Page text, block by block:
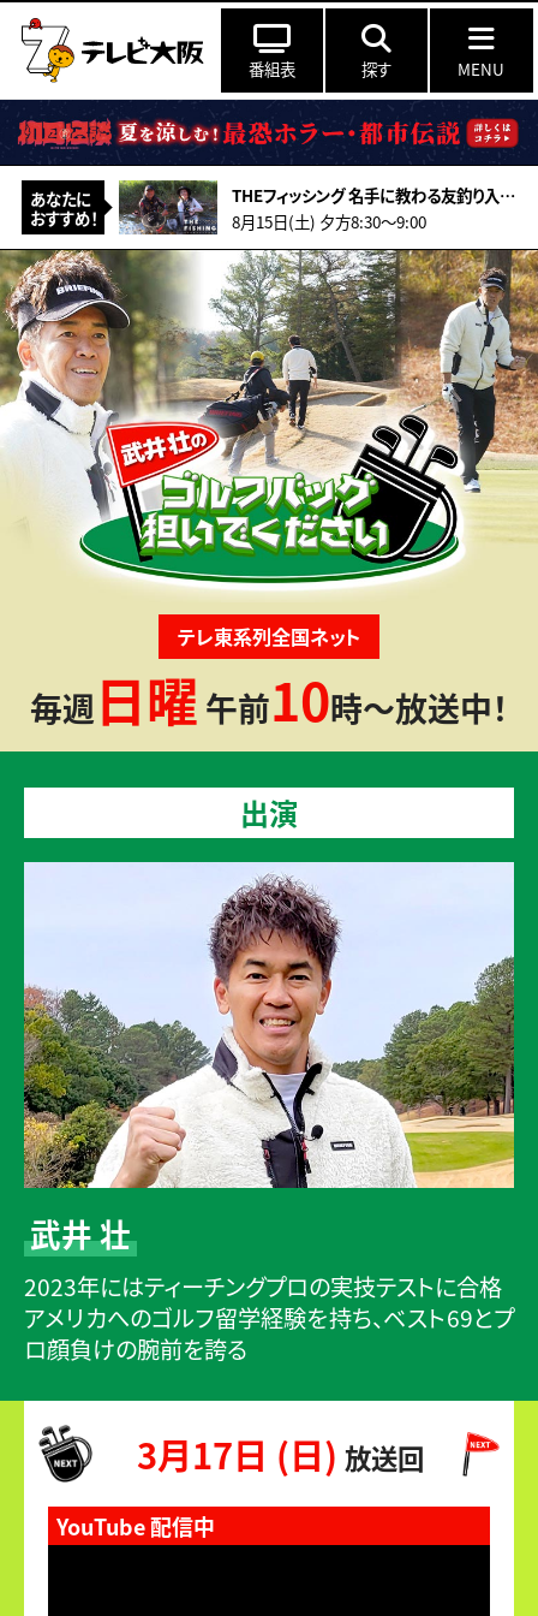
番組表 探す MENU
あなたに
おすすめ！
THEフィッシング 名手に教わる友釣り入門 島根の清流・高津川の鮎
8月15日(土) 夕方8:30～9:00
テレ東系列全国ネット
毎週 日曜 午前10時～放送中！
出演
武井 壮
2023年にはティーチングプロの実技テストに合格
アメリカへのゴルフ留学経験を持ち、ベスト69とプ
ロ顔負けの腕前を誇る
3月17日 (日) 放送回
YouTube 配信中